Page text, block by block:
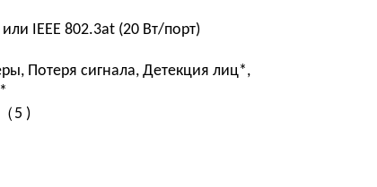
IEEE 802.3at (20 Вт/порт)
Потеря сигнала, Детекция лиц*,
5 )